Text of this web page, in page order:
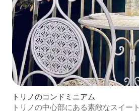
トリノのコンドミニアム
トリノの中心部にある素敵なスイート